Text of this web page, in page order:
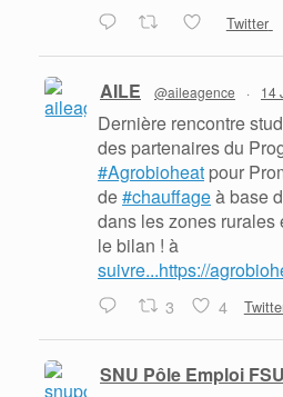
Twitter
AILE @aileagence · 14
Dernière rencontre
des partenaires du
#Agrobioheat pour
de#chauffageà base
dans les zones
le bilan ! à
suivre...https://
3 4
SNU Pôle Emploi FSU